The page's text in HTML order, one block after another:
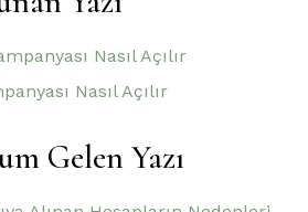
Nasıl Açılır
Nasıl Açılır
Gelen Yazı